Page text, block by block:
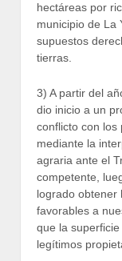
hectáreas por
municipio de La
supuestos
tierras.
3) A partir del
dio inicio a un
conflicto con los
mediante la
agraria ante el
competente,
logrado obtener
favorables a
que la
legítimos